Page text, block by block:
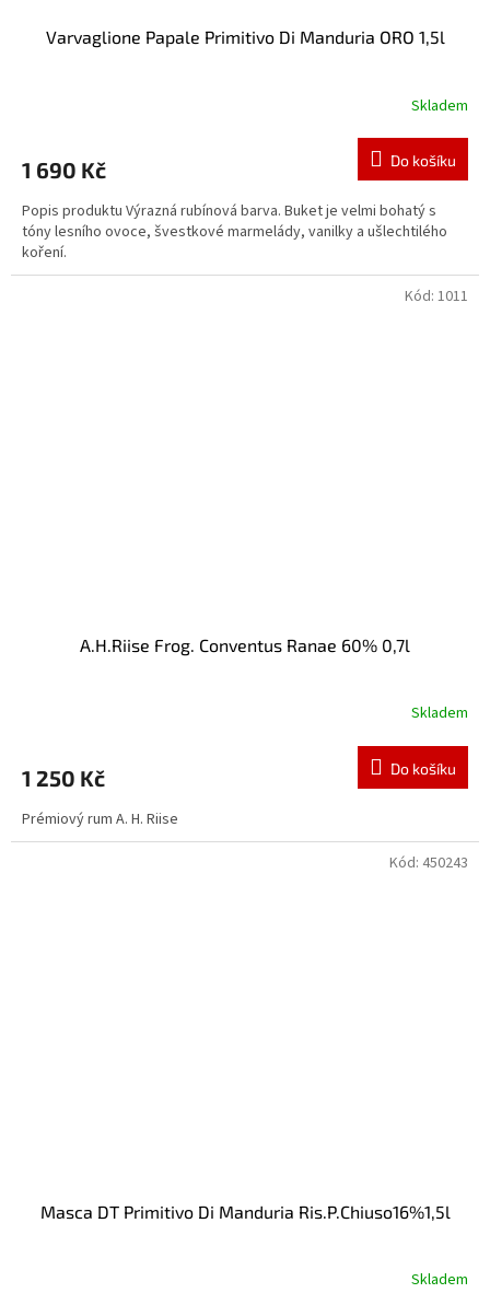
Varvaglione Papale Primitivo Di Manduria ORO 1,5l
Skladem
1 690 Kč Do košíku
Popis produktu Výrazná rubínová barva. Buket je velmi bohatý s
tóny lesního ovoce, švestkové marmelády, vanilky a ušlechtilého
koření.
A.H.Riise Frog. Conventus Ranae 60% 0,7l
Skladem
1 250 Kč Do košíku
Prémiový rum A. H. Riise
Kód: 1011
Masca DT Primitivo Di Manduria Ris.P.Chiuso16%1,5l
Skladem
Kód: 450243